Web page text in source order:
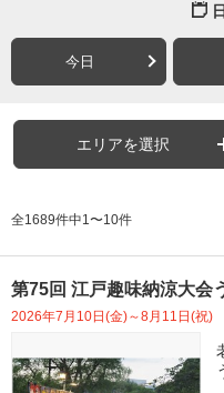
今日
エリアを選択
全1689件中1〜10件
第75回 江戸趣味納涼大会
2026年7月10日(金)～8月11日(祝)